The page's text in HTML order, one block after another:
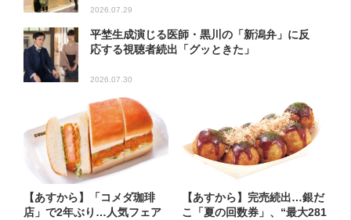
2026.07.29
平埜生成演じる医師・黒川の「新潟弁」に反
応する視聴者続出「グッときた」
2026.07.30
【あすから】「コメダ珈琲
店」で2年ぶり…人気フェア
【あすから】完売続出…銀だ
こ「夏の回数券」、“最大281